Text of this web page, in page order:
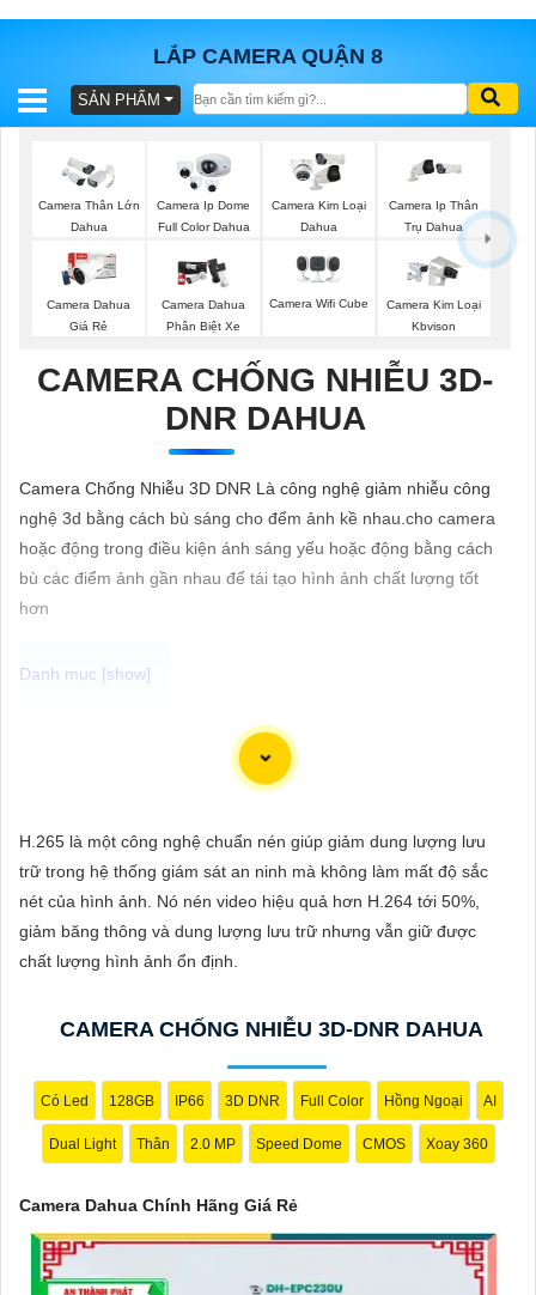
LẮP CAMERA QUẬN 8
BÁO
TRỌN
GÓI
SẢN
LẮP
ĐẶT
KIỆN
VẤN
DỊCH
VỤ
SẢN PHẨM
Camera Thân Lớn
Dahua
Camera Ip Dome
Full Color Dahua
Camera Kim Loại
Dahua
Camera Ip Thân
Trụ Dahua
Camera Dahua
Giá Rẻ
Camera Dahua
Phân Biệt Xe
Camera Wifi Cube
Camera Kim Loại
Kbvison
CAMERA CHỐNG NHIỄU 3D-
DNR DAHUA
Camera Chống Nhiễu 3D DNR Là công nghệ giảm nhiễu công
nghệ 3d bằng cách bù sáng cho đểm ảnh kề nhau.cho camera
hoặc động trong điều kiện ánh sáng yếu hoặc động bằng cách
bù các điểm ảnh gần nhau để tái tạo hình ảnh chất lượng tốt
hơn
Dòng camera Dahua là một trong những thương hiệu hàng đầu
trong lĩnh vực camera an ninh. Để giới thiệu Camera Dahua
"Camera Dahua chính hãng mang đến cho bạn sự tin cậy và
hiện đại, sản phẩm này hứa hẹn đáp ứng mọi nhu cầu giám sát
H.265 là một công nghệ chuẩn nén giúp giảm dung lượng lưu
trữ trong hệ thống giám sát an ninh mà không làm mất độ sắc
nét của hình ảnh. Nó nén video hiệu quả hơn H.264 tới 50%,
giảm băng thông và dung lượng lưu trữ nhưng vẫn giữ được
chất lượng hình ảnh ổn định.
CAMERA CHỐNG NHIỄU 3D-DNR DAHUA
Có Led 128GB IP66 3D DNR Full Color Hồng Ngoại AI
Dual Light Thân 2.0 MP Speed Dome CMOS Xoay 360
Camera Dahua Chính Hãng Giá Rẻ